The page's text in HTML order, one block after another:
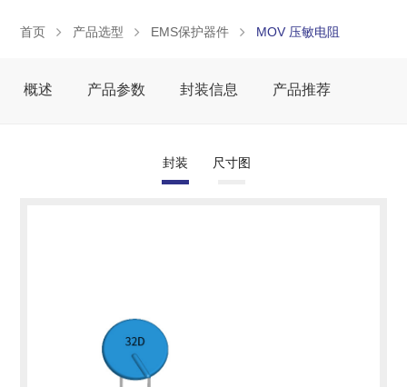
首页 产品选型 EMS保护器件 MOV 压敏电阻
概述 产品参数 封装信息 产品推荐
封装 尺寸图